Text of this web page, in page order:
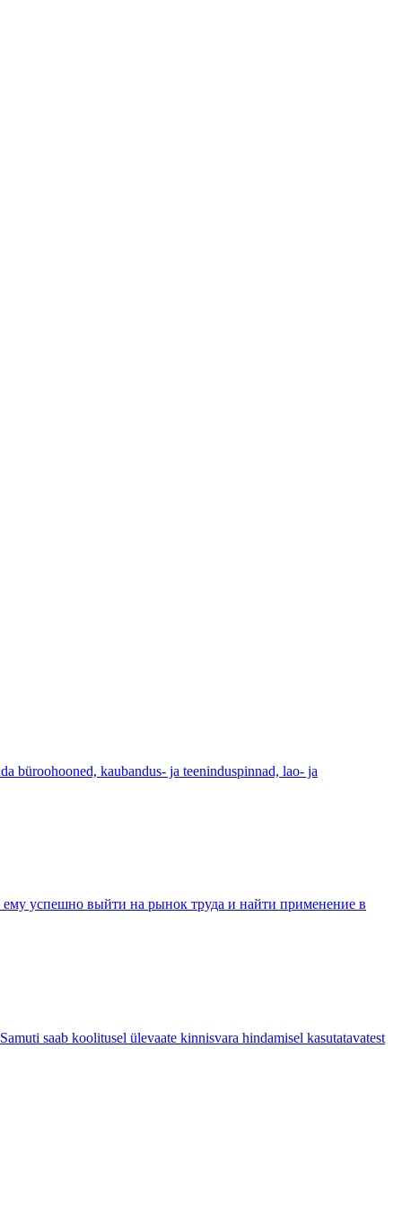
büroohooned, kaubandus- ja teeninduspinnad, lao- ja
ему успешно выйти на рынок труда и найти применение в
saab koolitusel ülevaate kinnisvara hindamisel kasutatavatest